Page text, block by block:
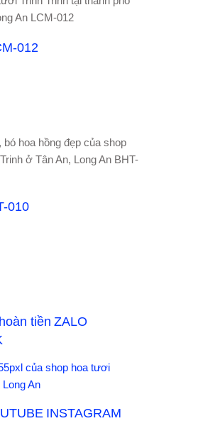
012
010
tiền ZALO
INSTAGRAM